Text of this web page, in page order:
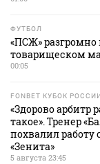
ФУТБОЛ
«ПСЖ» разгромно
товарищеском
00:05
FONBET КУБОК РОССИИ
«Здорово арбитр
такое». Тренер
похвалил работу
«Зенита»
5 августа 23:45